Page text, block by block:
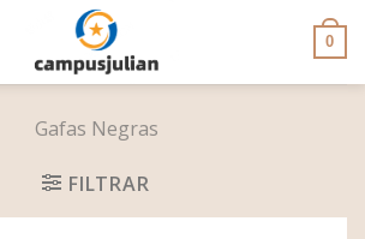
0
Gafas Negras
FILTRAR